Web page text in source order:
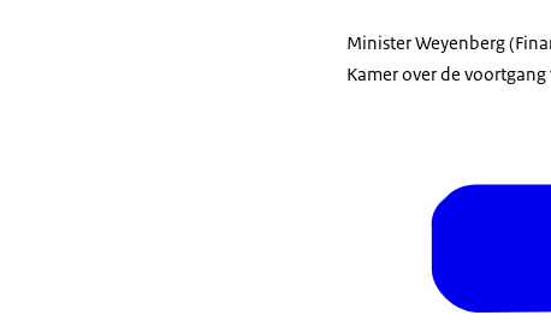
Minister Weyenberg
Kamer over de